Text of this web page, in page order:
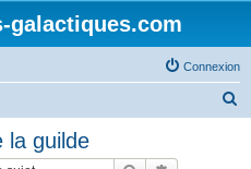
galactiques.com
Connexion
la guilde